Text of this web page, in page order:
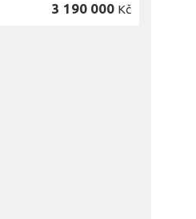
3 190 000 Kč